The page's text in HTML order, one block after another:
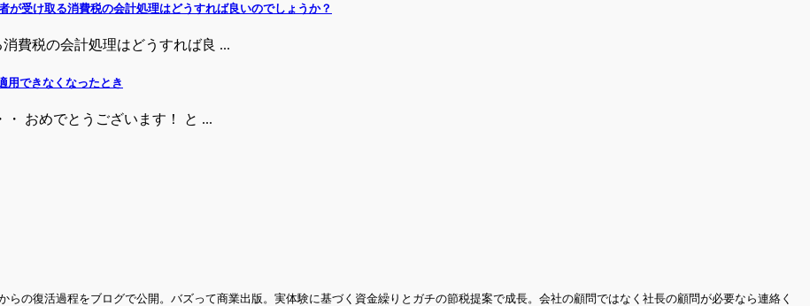
が受け取る消費税の会計処理はどうすれば良いのでしょうか？
費税の会計処理はどうすれば良 ...
できなくなったとき
おめでとうございます！ と ...
の復活過程をブログで公開。バズって商業出版。実体験に基づく資金繰りとガチの節税提案で成長。会社の顧問ではなく社長の顧問が必要なら連絡く